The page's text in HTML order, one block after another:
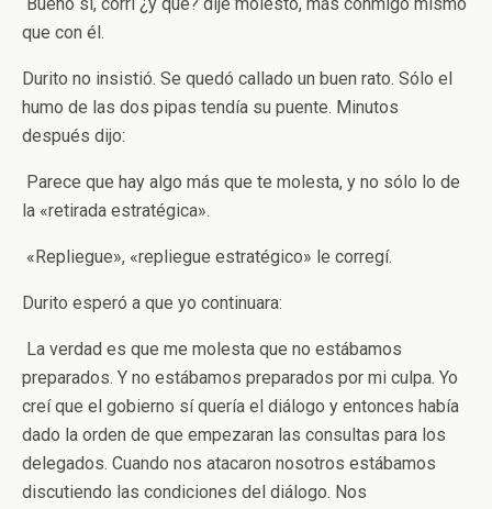
que con él.
Durito no insistió. Se quedó callado un buen rato. Sólo el
humo de las dos pipas tendía su puente. Minutos
después dijo:
­ Parece que hay algo más que te molesta, y no sólo lo de
la «retirada estratégica».
­ «Repliegue», «repliegue estratégico» ­le corregí.
Durito esperó a que yo continuara:
­ La verdad es que me molesta que no estábamos
preparados. Y no estábamos preparados por mi culpa. Yo
creí que el gobierno sí quería el diálogo y entonces había
dado la orden de que empezaran las consultas para los
delegados. Cuando nos atacaron nosotros estábamos
discutiendo las condiciones del diálogo. Nos